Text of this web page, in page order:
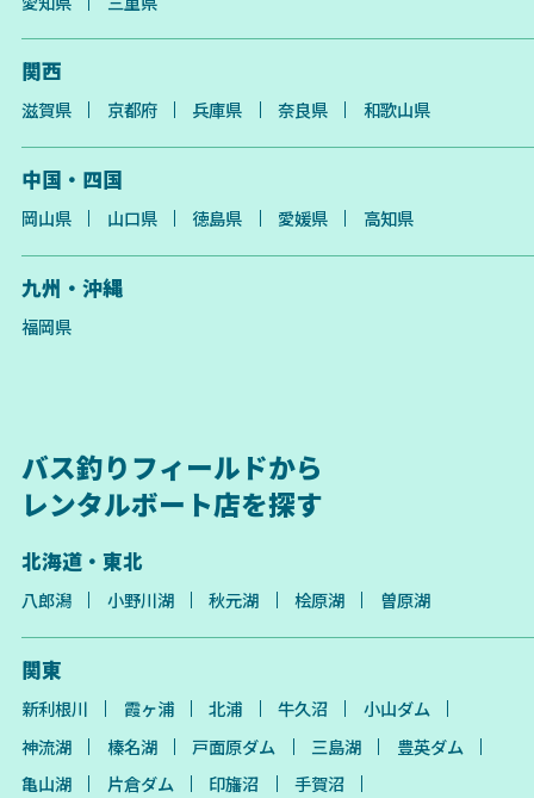
関西
滋賀県 京都府 兵庫県 奈良県 和歌山県
中国・四国
岡山県 山口県 徳島県 愛媛県 高知県
九州・沖縄
福岡県
バス釣りフィールドから
レンタルボート店を探す
北海道・東北
八郎潟 小野川湖 秋元湖 桧原湖 曽原湖
関東
新利根川 霞ヶ浦 北浦 牛久沼
小山ダム
神流湖
榛名湖 戸面原ダム 三島湖
豊英ダム
亀山湖
片倉ダム 印旛沼
手賀沼